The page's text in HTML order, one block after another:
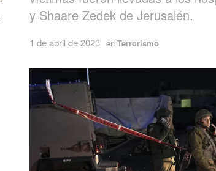
y Shaare Zedek de Jerusalén.
1 de abril de 2023 en Terrorismo